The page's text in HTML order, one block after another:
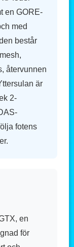
en GORE-
med
består
återvunnen
är
2-
fotens
en
för